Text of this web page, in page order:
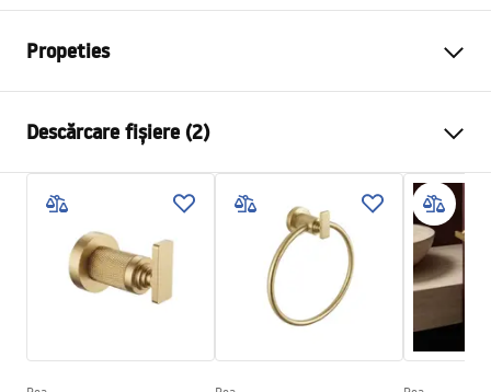
Propeties
Material
Metodă de montaj
Cu șuruburi
Latime
180
mm
Inalime
200mm
Adâncime
65
Virro
Descărcare fișiere (2)
Condiții de garanție
Warranty_Terms_and_Conditions_Accessories_-_24.pdf
Informații de siguranță